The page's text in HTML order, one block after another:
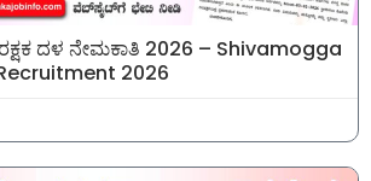
ದಳ ನೇಮಕಾತಿ 2026 – Shivamogga
2026